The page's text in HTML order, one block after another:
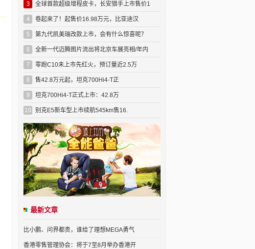
3 全球首款超级增程皮卡，长安猎手上市售价1
4 卷起来了！起售价16.98万元，比亚迪汉
5 第九代凯美瑞改款上市，会有什么惊喜呢？
6 全新一代迈腾图片流出将北京车展亮相/年内
7 零跑C10未上市先红火，预订量近2.5万
8 售42.8万元起，坦克700Hi4-T正
9 坦克700Hi4-T正式上市：42.8万
10 别克E5新车型上市续航545km售16.
最新文章
比小鹏、问界都贵，谁给了理想MEGA勇气
香港零售管理协会：将于7至8月举办香港开